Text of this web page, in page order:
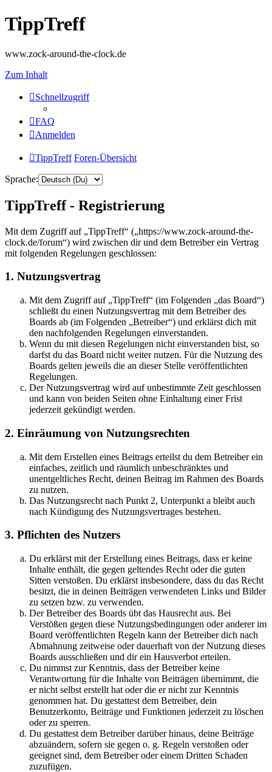
TippTreff
www.zock-around-the-clock.de
Zum Inhalt
Schnellzugriff
FAQ
Anmelden
TippTreff Foren-Übersicht
Sprache:
TippTreff - Registrierung
Mit dem Zugriff auf „TippTreff“ („https://www.zock-around-the-
clock.de/forum“) wird zwischen dir und dem Betreiber ein Vertrag
mit folgenden Regelungen geschlossen:
1. Nutzungsvertrag
Mit dem Zugriff auf „TippTreff“ (im Folgenden „das Board“)
schließt du einen Nutzungsvertrag mit dem Betreiber des
Boards ab (im Folgenden „Betreiber“) und erklärst dich mit
den nachfolgenden Regelungen einverstanden.
Wenn du mit diesen Regelungen nicht einverstanden bist, so
darfst du das Board nicht weiter nutzen. Für die Nutzung des
Boards gelten jeweils die an dieser Stelle veröffentlichten
Regelungen.
Der Nutzungsvertrag wird auf unbestimmte Zeit geschlossen
und kann von beiden Seiten ohne Einhaltung einer Frist
jederzeit gekündigt werden.
2. Einräumung von Nutzungsrechten
Mit dem Erstellen eines Beitrags erteilst du dem Betreiber ein
einfaches, zeitlich und räumlich unbeschränktes und
unentgeltliches Recht, deinen Beitrag im Rahmen des Boards
zu nutzen.
Das Nutzungsrecht nach Punkt 2, Unterpunkt a bleibt auch
nach Kündigung des Nutzungsvertrages bestehen.
3. Pflichten des Nutzers
Du erklärst mit der Erstellung eines Beitrags, dass er keine
Inhalte enthält, die gegen geltendes Recht oder die guten
Sitten verstoßen. Du erklärst insbesondere, dass du das Recht
besitzt, die in deinen Beiträgen verwendeten Links und Bilder
zu setzen bzw. zu verwenden.
Der Betreiber des Boards übt das Hausrecht aus. Bei
Verstößen gegen diese Nutzungsbedingungen oder anderer im
Board veröffentlichten Regeln kann der Betreiber dich nach
Abmahnung zeitweise oder dauerhaft von der Nutzung dieses
Boards ausschließen und dir ein Hausverbot erteilen.
Du nimmst zur Kenntnis, dass der Betreiber keine
Verantwortung für die Inhalte von Beiträgen übernimmt, die
er nicht selbst erstellt hat oder die er nicht zur Kenntnis
genommen hat. Du gestattest dem Betreiber, dein
Benutzerkonto, Beiträge und Funktionen jederzeit zu löschen
oder zu sperren.
Du gestattest dem Betreiber darüber hinaus, deine Beiträge
abzuändern, sofern sie gegen o. g. Regeln verstoßen oder
geeignet sind, dem Betreiber oder einem Dritten Schaden
zuzufügen.